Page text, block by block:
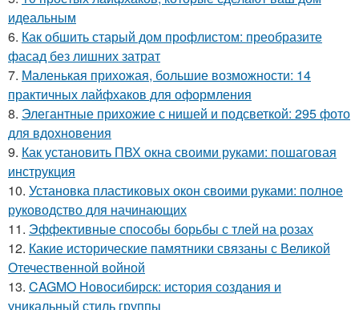
идеальным
6. Как обшить старый дом профлистом: преобразите
фасад без лишних затрат
7. Маленькая прихожая, большие возможности: 14
практичных лайфхаков для оформления
8. Элегантные прихожие с нишей и подсветкой: 295 фото
для вдохновения
9. Как установить ПВХ окна своими руками: пошаговая
инструкция
10. Установка пластиковых окон своими руками: полное
руководство для начинающих
11. Эффективные способы борьбы с тлей на розах
12. Какие исторические памятники связаны с Великой
Отечественной войной
13. CAGMO Новосибирск: история создания и
уникальный стиль группы